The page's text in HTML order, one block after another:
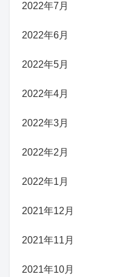
2022年7月
2022年6月
2022年5月
2022年4月
2022年3月
2022年2月
2022年1月
2021年12月
2021年11月
2021年10月